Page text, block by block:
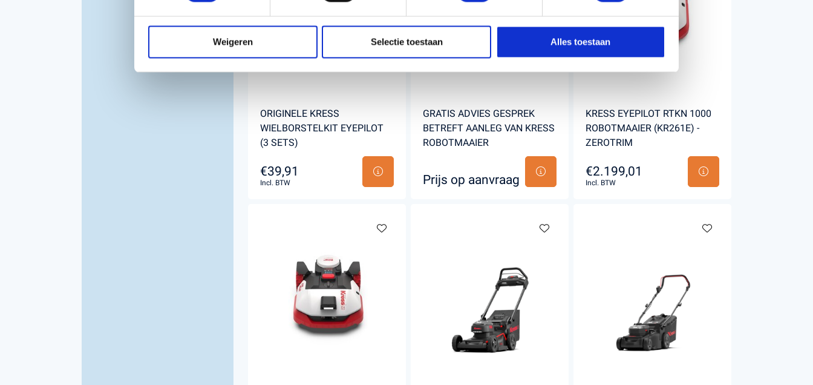
Weigeren Selectie toestaan Alles toestaan
ORIGINELE KRESS
WIELBORSTELKIT EYEPILOT
(3 SETS)
€39,91
Incl. BTW
GRATIS ADVIES GESPREK
BETREFT AANLEG VAN KRESS
ROBOTMAAIER
Prijs op aanvraag
KRESS EYEPILOT RTKN 1000
ROBOTMAAIER (KR261E) -
ZEROTRIM
€2.199,01
Incl. BTW